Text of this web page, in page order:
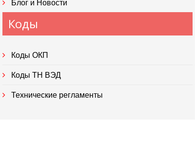
Коды
Коды ОКП
Коды ТН ВЭД
Технические регламенты